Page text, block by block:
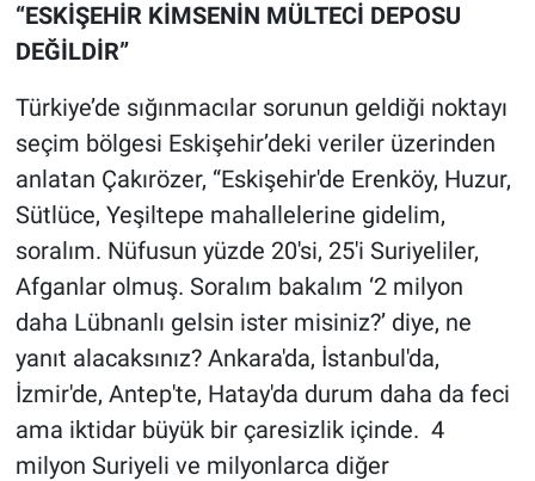
“ESKİŞEHİR KİMSENİN MÜLTECİ DEPOSU
DEĞİLDİR”
Türkiye’de sığınmacılar sorunun geldiği noktayı
seçim bölgesi Eskişehir’deki veriler üzerinden
anlatan Çakırözer, “Eskişehir'de Erenköy, Huzur,
Sütlüce, Yeşiltepe mahallelerine gidelim,
soralım. Nüfusun yüzde 20'si, 25'i Suriyeliler,
Afganlar olmuş. Soralım bakalım ‘2 milyon
daha Lübnanlı gelsin ister misiniz?’ diye, ne
yanıt alacaksınız? Ankara'da, İstanbul'da,
İzmir'de, Antep'te, Hatay'da durum daha da feci
ama iktidar büyük bir çaresizlik içinde. 4
milyon Suriyeli ve milyonlarca diğer